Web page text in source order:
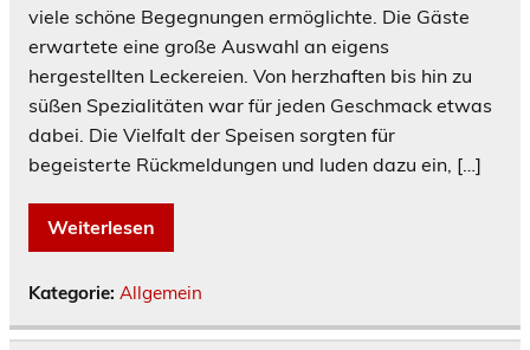
viele schöne Begegnungen ermöglichte. Die Gäste
erwartete eine große Auswahl an eigens
hergestellten Leckereien. Von herzhaften bis hin zu
süßen Spezialitäten war für jeden Geschmack etwas
dabei. Die Vielfalt der Speisen sorgten für
begeisterte Rückmeldungen und luden dazu ein, […]
Weiterlesen
Kategorie: Allgemein